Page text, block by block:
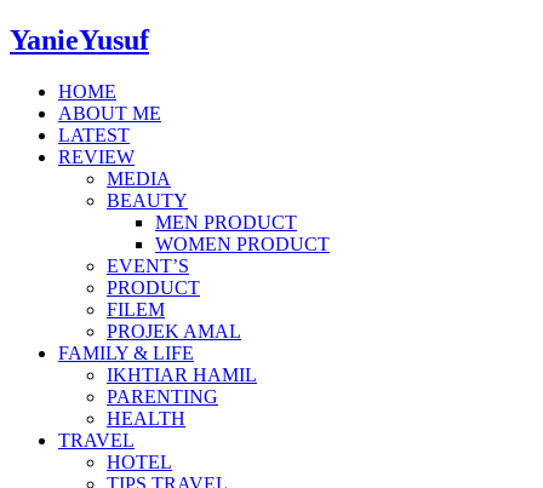
YanieYusuf
HOME
ABOUT ME
LATEST
REVIEW
MEDIA
BEAUTY
MEN PRODUCT
WOMEN PRODUCT
EVENT’S
PRODUCT
FILEM
PROJEK AMAL
FAMILY & LIFE
IKHTIAR HAMIL
PARENTING
HEALTH
TRAVEL
HOTEL
TIPS TRAVEL